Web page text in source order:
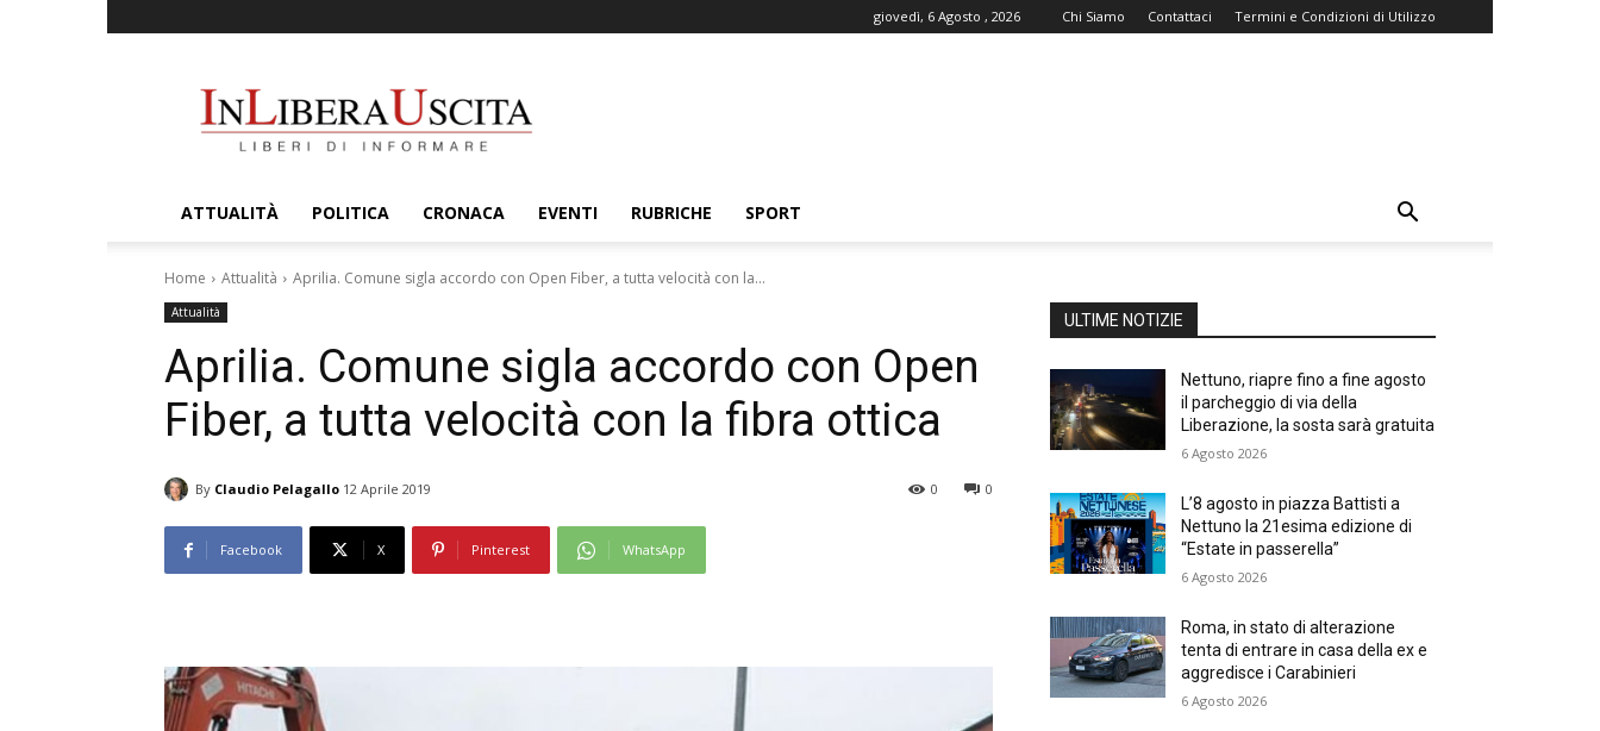
giovedì, 6 Agosto , 2026 Chi Siamo Contattaci Termini e Condizioni di Utilizzo
ATTUALITÀ POLITICA CRONACA EVENTI RUBRICHE SPORT
Home Attualità Aprilia. Comune sigla accordo con Open Fiber, a tutta velocità con la...
Attualità
Aprilia. Comune sigla accordo con Open
Fiber, a tutta velocità con la fibra ottica
By Claudio Pelagallo 12 Aprile 2019 0
0
Facebook X Pinterest WhatsApp
ULTIME NOTIZIE
Nettuno, riapre fino a fine agosto
il parcheggio di via della
Liberazione, la sosta sarà gratuita
6 Agosto 2026
L’8 agosto in piazza Battisti a
Nettuno la 21esima edizione di
“Estate in passerella”
6 Agosto 2026
Roma, in stato di alterazione
tenta di entrare in casa della ex e
aggredisce i Carabinieri
6 Agosto 2026